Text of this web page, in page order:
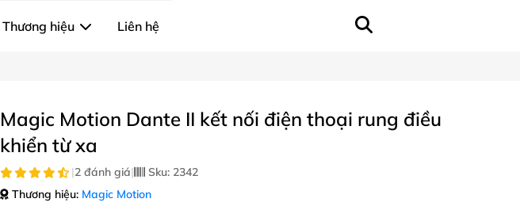
Thương hiệu Liên hệ
Magic Motion Dante II kết nối điện thoại rung điều
khiển từ xa
|2 đánh giá| Sku: 2342
Thương hiệu: Magic Motion